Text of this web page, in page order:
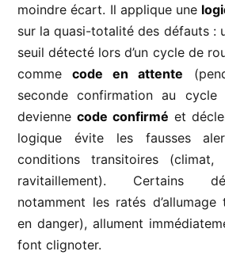
moindre écart. Il applique une
sur la quasi-totalité des défauts :
seuil détecté lors d’un cycle de
commecode en attente
seconde confirmation au cycle
devienne code confirmé et
logique évite les fausses
conditions transitoires (climat,
ravitaillement). Certains
notamment les ratés
en danger), allument
font clignoter.